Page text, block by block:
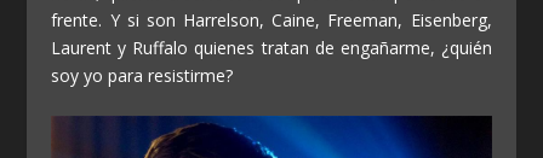
frente. Y si son Harrelson, Caine, Freeman, Eisenberg,
Laurent y Ruffalo quienes tratan de engañarme, ¿quién
soy yo para resistirme?